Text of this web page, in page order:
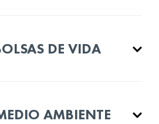
DE VIDA
AMBIENTE